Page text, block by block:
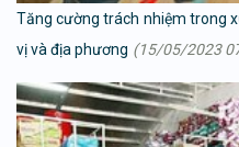
Tăng cường trách nhiệm trong
vị và địa phương (15/05/2023